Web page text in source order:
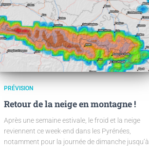
PRÉVISION
Retour de la neige en montagne !
Après une semaine estivale, le froid et la neige
reviennent ce week-end dans les Pyrénées,
notamment pour la journée de dimanche jusqu’à